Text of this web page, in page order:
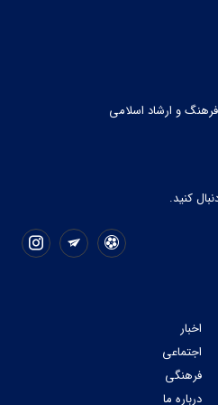
و ارشاد اسلامی
کنید.
اخبار
اجتماعی
فرهنگی
درباره ما